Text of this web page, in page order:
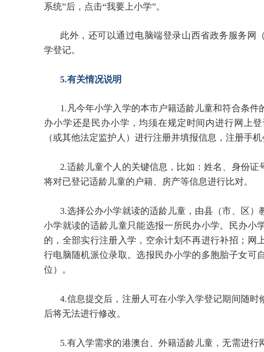
系统”后，点击“我要上小学”。
此外，还可以通过电脑端登录山西省政务服务网
学登记。
5.有关情况说明
1.凡今年小学入学的本市户籍适龄儿童和符合条
办小学还是民办小学，均须在规定时间内进行网上
（或其他法定监护人）进行注册并填报信息，注册手
2.适龄儿童个人的关键信息，比如：姓名、身份
将对已登记适龄儿童的户籍、房产等信息进行比对。
3.选择公办小学就读的适龄儿童，由县（市、区
小学就读的适龄儿童只能选报一所民办小学。民办小
的，全部实行注册入学，空余计划不再进行补招；网
行电脑随机派位录取。选报民办小学的多胞胎子女可
位）。
4.信息提交后，注册人可在小学入学登记期间随时
后将无法进行修改。
5.有入学需求的港澳台、外籍适龄儿童，无需进